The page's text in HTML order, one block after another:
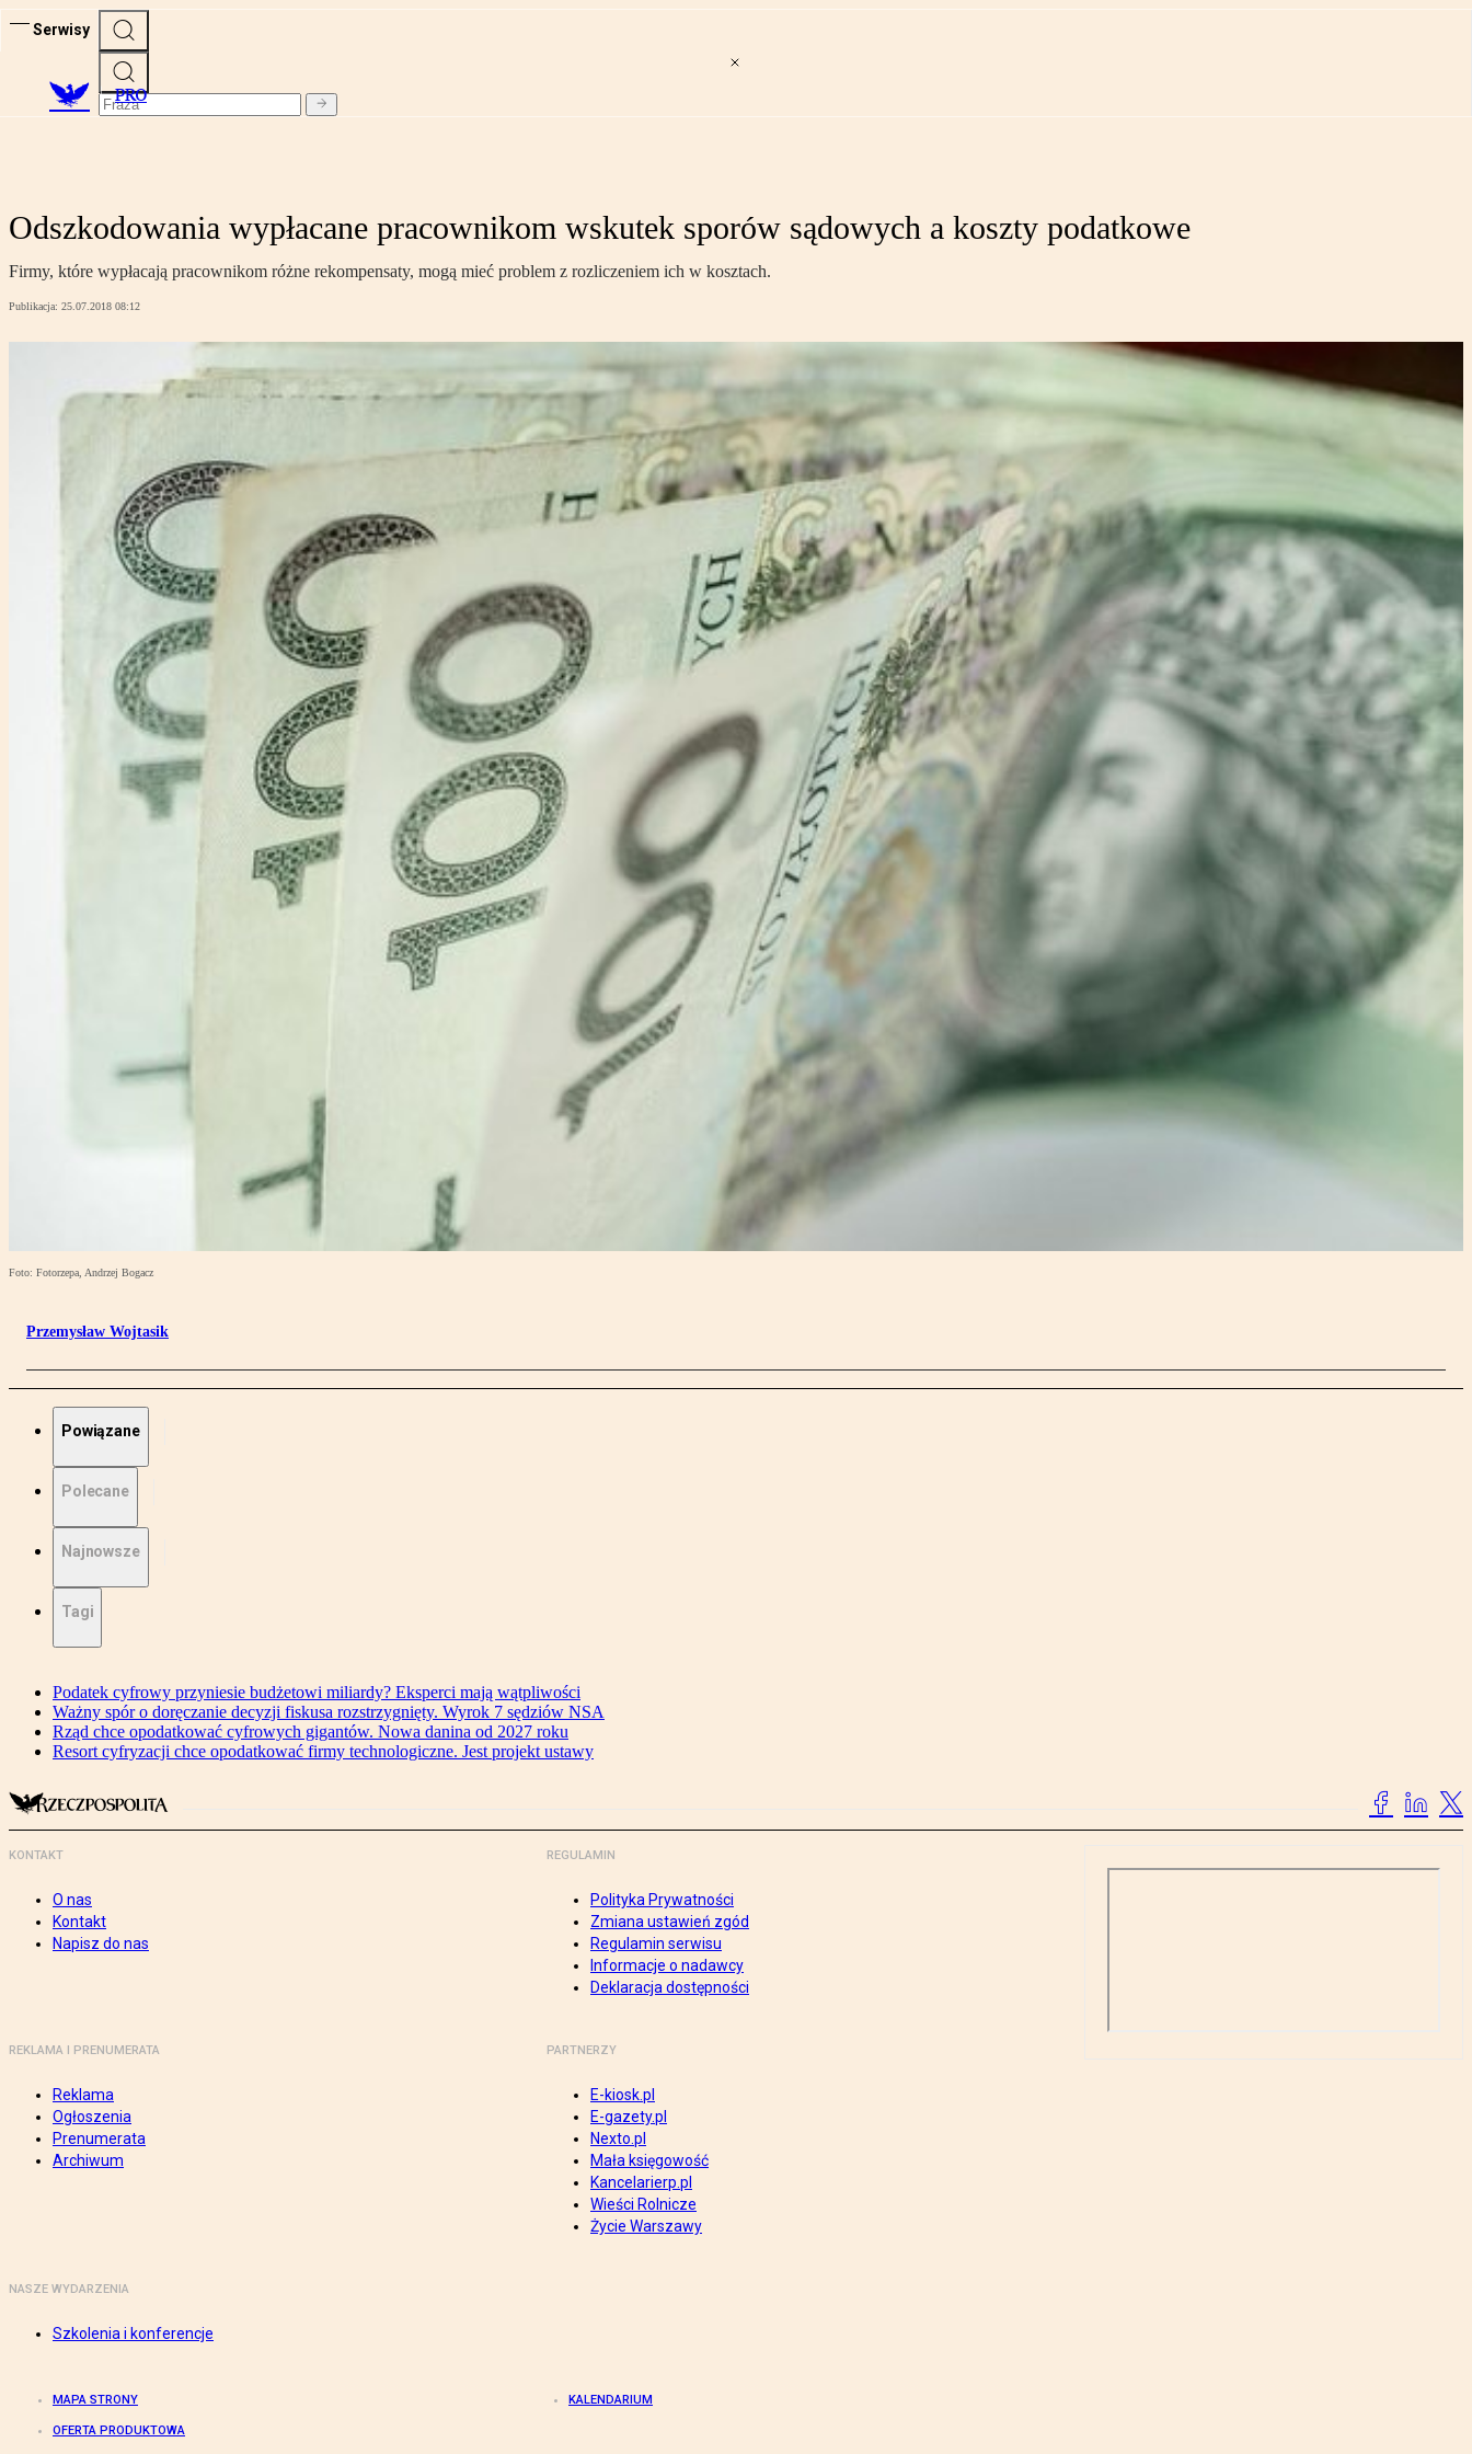
Serwisy
PRO
Odszkodowania wypłacane pracownikom wskutek sporów sądowych a koszty podatkowe
Firmy, które wypłacają pracownikom różne rekompensaty, mogą mieć problem z rozliczeniem ich w kosztach.
Publikacja: 25.07.2018 08:12
Foto: Fotorzepa, Andrzej Bogacz
Przemysław Wojtasik
Powiązane
Polecane
Najnowsze
Tagi
Podatek cyfrowy przyniesie budżetowi miliardy? Eksperci mają wątpliwości
Ważny spór o doręczanie decyzji fiskusa rozstrzygnięty. Wyrok 7 sędziów NSA
Rząd chce opodatkować cyfrowych gigantów. Nowa danina od 2027 roku
Resort cyfryzacji chce opodatkować firmy technologiczne. Jest projekt ustawy
KONTAKT
O nas
Kontakt
Napisz do nas
REGULAMIN
Polityka Prywatności
Zmiana ustawień zgód
Regulamin serwisu
Informacje o nadawcy
Deklaracja dostępności
REKLAMA I PRENUMERATA
Reklama
Ogłoszenia
Prenumerata
Archiwum
PARTNERZY
E-kiosk.pl
E-gazety.pl
Nexto.pl
Mała księgowość
Kancelarierp.pl
Wieści Rolnicze
Życie Warszawy
NASZE WYDARZENIA
Szkolenia i konferencje
MAPA STRONY KALENDARIUM
OFERTA PRODUKTOWA